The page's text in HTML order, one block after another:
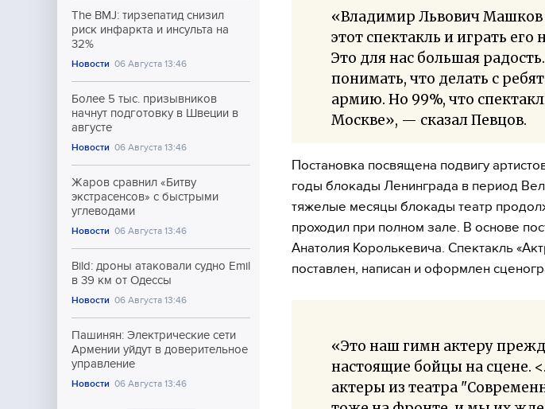
The BMJ: тирзепатид снизил
риск инфаркта и инсульта на
32%
Новости 06 Августа 13:46
Более 5 тыс. призывников
начнут подготовку в Швеции в
августе
Новости 06 Августа 13:46
Жаров сравнил «Битву
экстрасенсов» с быстрыми
углеводами
Новости 06 Августа 13:46
Bild: дроны атаковали судно Emil
в 39 км от Одессы
Новости 06 Августа 13:46
Пашинян: Электрические сети
Армении уйдут в доверительное
управление
Новости 06 Августа 13:46
«Владимир Львович
этот спектакль и играть его
Это для нас большая
понимать, что делать с
армию. Но 99%, что
Москве», — сказал Певцов.
Постановка посвящена подвигу
годы блокады Ленинграда в период
тяжелые месяцы блокады театр
проходил при полном зале. В основе
Анатолия Королькевича. Спектакль
поставлен, написан и оформлен
«Это наш гимн актеру
настоящие бойцы на сцене.
актеры из театра